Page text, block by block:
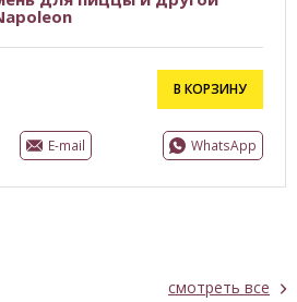
В КОРЗИНУ
E-mail WhatsApp
смотреть все